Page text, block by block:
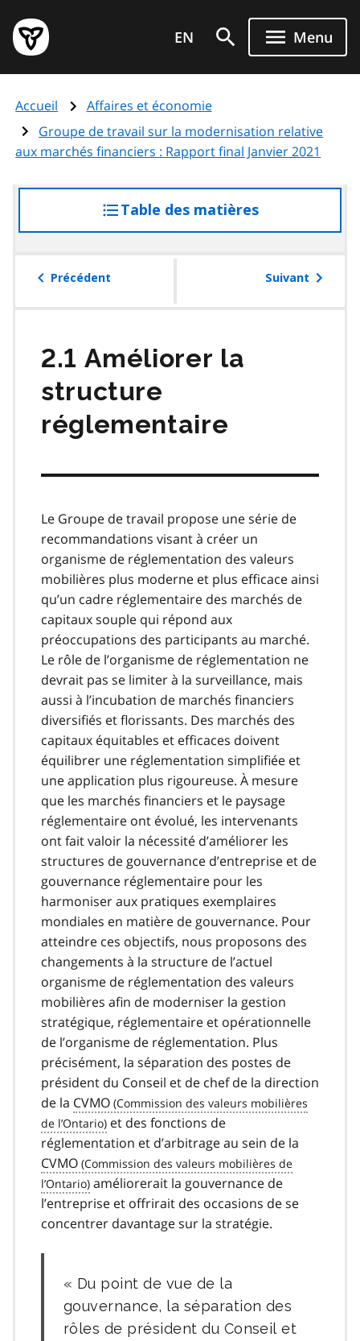
au
contenu
principal
Page
d'accueil
de
l'Ontario
EN Menu
Accueil
Affaires et économie
Groupe de travail sur la modernisation relative
aux marchés financiers : Rapport final Janvier 2021
Table des matières
à
table
Précédent Suivant
2.1 Améliorer la
structure
réglementaire
Le Groupe de travail propose une série de
recommandations visant à créer un
organisme de réglementation des valeurs
mobilières plus moderne et plus efficace ainsi
qu’un cadre réglementaire des marchés de
capitaux souple qui répond aux
préoccupations des participants au marché.
Le rôle de l’organisme de réglementation ne
devrait pas se limiter à la surveillance, mais
aussi à l’incubation de marchés financiers
diversifiés et florissants. Des marchés des
capitaux équitables et efficaces doivent
équilibrer une réglementation simplifiée et
une application plus rigoureuse. À mesure
que les marchés financiers et le paysage
réglementaire ont évolué, les intervenants
ont fait valoir la nécessité d’améliorer les
structures de gouvernance d’entreprise et de
gouvernance réglementaire pour les
harmoniser aux pratiques exemplaires
mondiales en matière de gouvernance. Pour
atteindre ces objectifs, nous proposons des
changements à la structure de l’actuel
organisme de réglementation des valeurs
mobilières afin de moderniser la gestion
stratégique, réglementaire et opérationnelle
de l’organisme de réglementation. Plus
précisément, la séparation des postes de
président du Conseil et de chef de la direction
de la CVMO
et des fonctions de
réglementation et d’arbitrage au sein de la
CVMO
améliorerait la gouvernance de
l’entreprise et offrirait des occasions de se
concentrer davantage sur la stratégie.
Du point de vue de la
gouvernance, la séparation des
rôles de président du Conseil et